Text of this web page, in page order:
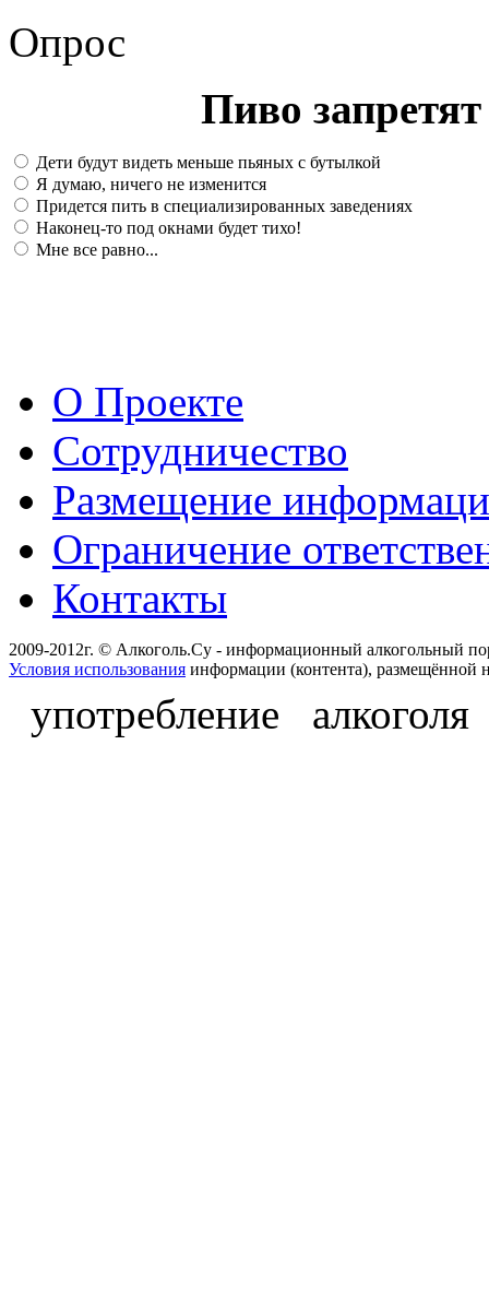
Опрос
Пиво
Дети будут видеть меньше пьяных с бутылкой
Я думаю, ничего не изменится
Придется пить в специализированных заведениях
Наконец-то под окнами будет тихо!
Мне все равно...
О Проекте
Сотрудничество
Размещение
Ограничение
Контакты
2009-2012г. © Алкоголь.Су - информационный алкогольный
Условия использования информации (контента), размещённой
употребление